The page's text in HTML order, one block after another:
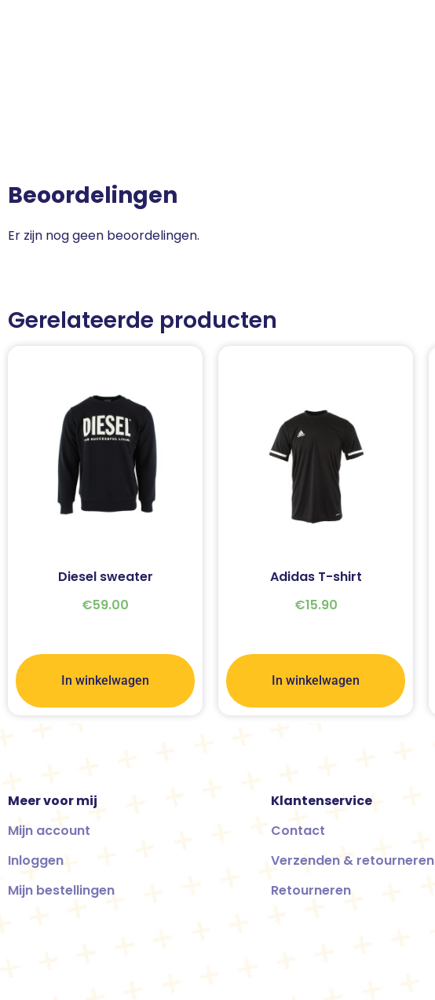
Beoordelingen
Er zijn nog geen beoordelingen.
Gerelateerde producten
Diesel sweater
€59.00
In winkelwagen
Adidas T-shirt
€15.90
In winkelwagen
Meer voor mij
Mijn account
Inloggen
Mijn bestellingen
Klantenservice
Contact
Verzenden & retourneren
Retourneren